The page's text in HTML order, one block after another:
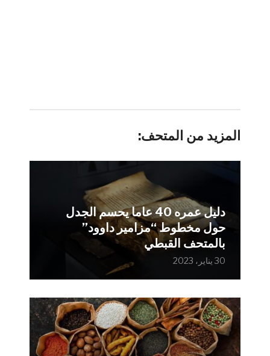
المزيد من المتحف:
دليل عمره 40 عاما يحسم الجدل
حول مخطوط “مزامير داوود”
بالمتحف القبطي
30 يناير، 2023